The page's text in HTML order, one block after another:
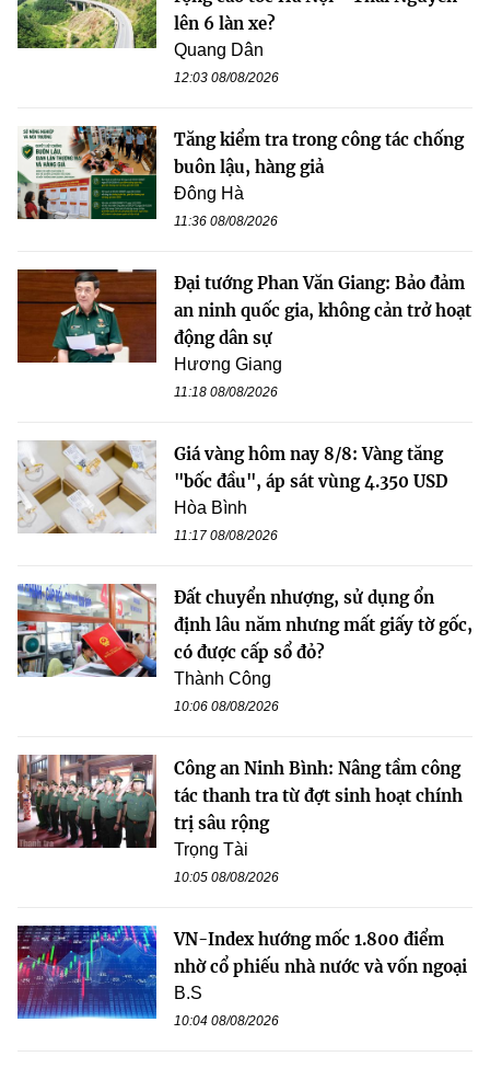
lên 6 làn xe?
Quang Dân
12:03 08/08/2026
Tăng kiểm tra trong công tác chống
buôn lậu, hàng giả
Đông Hà
11:36 08/08/2026
Đại tướng Phan Văn Giang: Bảo đảm
an ninh quốc gia, không cản trở hoạt
động dân sự
Hương Giang
11:18 08/08/2026
Giá vàng hôm nay 8/8: Vàng tăng
"bốc đầu", áp sát vùng 4.350 USD
Hòa Bình
11:17 08/08/2026
Đất chuyển nhượng, sử dụng ổn
định lâu năm nhưng mất giấy tờ gốc,
có được cấp sổ đỏ?
Thành Công
10:06 08/08/2026
Công an Ninh Bình: Nâng tầm công
tác thanh tra từ đợt sinh hoạt chính
trị sâu rộng
Trọng Tài
10:05 08/08/2026
VN-Index hướng mốc 1.800 điểm
nhờ cổ phiếu nhà nước và vốn ngoại
B.S
10:04 08/08/2026